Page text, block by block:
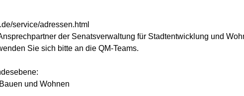
service/adressen.html
der Senatsverwaltung für Stadtentwicklung und
Sie sich bitte an die QM-Teams.
und Wohnen